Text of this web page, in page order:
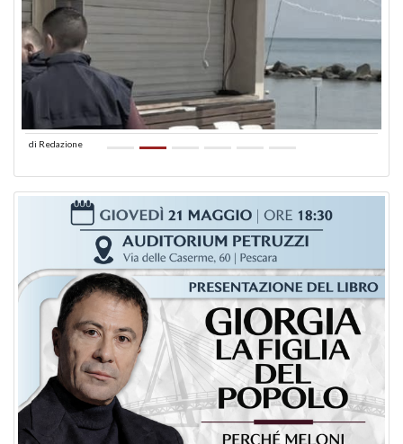
di Redazione